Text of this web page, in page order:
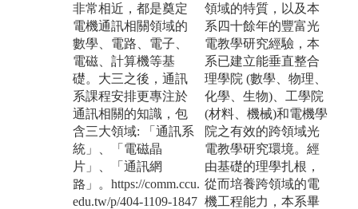
非常相近，都是奠定
電機通訊相關領域的
數學、電路、電子、
電磁、計算機等基
礎。大三之後，通訊
系課程安排更專注於
通訊相關的知識，包
含三大領域: 「通訊系
統」、「電磁晶
片」、「通訊網
路」。https://comm.ccu.
edu.tw/p/404-1109-1847
領域的特質，以及本
系四十餘年的豐富光
電教學研究經驗，本
系已建立能垂直整合
理學院 (數學、物理、
化學、生物)、工學院
(材料、機械)和電機學
院之有效的跨領域光
電教學研究環境。經
由基礎的理學扎根，
從而培養跨領域的電
機工程能力，本系畢